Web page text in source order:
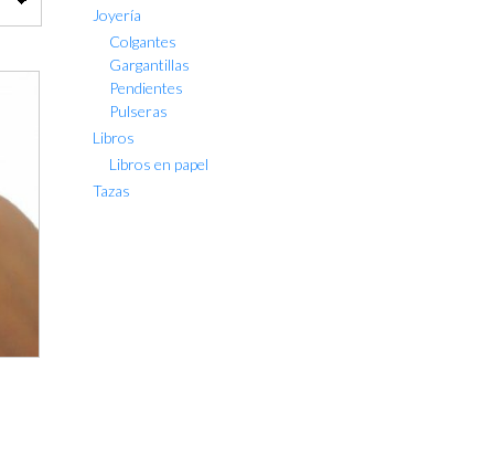
Joyería
Colgantes
Gargantillas
Pendientes
Pulseras
Libros
Libros en papel
Tazas